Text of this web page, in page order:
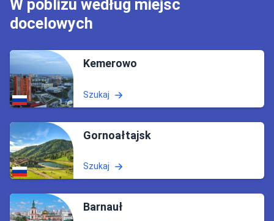
W pobliżu według miejsc
docelowych
Kemerowo
Szukaj
Gornoałtajsk
Szukaj
Barnauł